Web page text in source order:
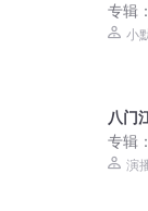
专辑
小
八门
专辑：
演